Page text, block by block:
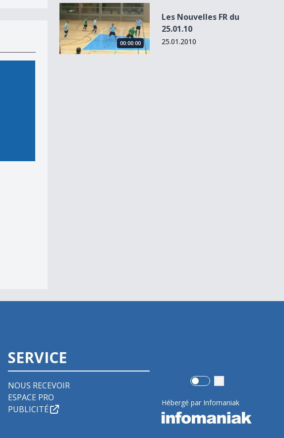
Les Nouvelles FR du 25.01.10
00:00:00
Les Nouvelles FR du
25.01.10
25.01.2010
SERVICE
NOUS RECEVOIR
ESPACE PRO
PUBLICITÉ
Use setting
Hébergé par Infomaniak